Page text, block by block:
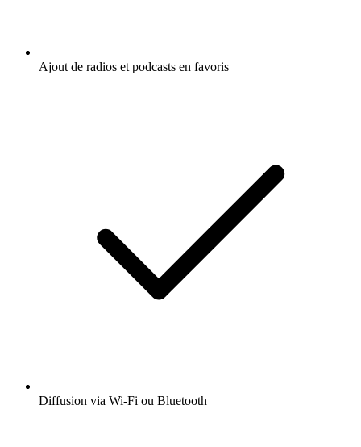
Ajout de radios et podcasts en favoris
Diffusion via Wi-Fi ou Bluetooth